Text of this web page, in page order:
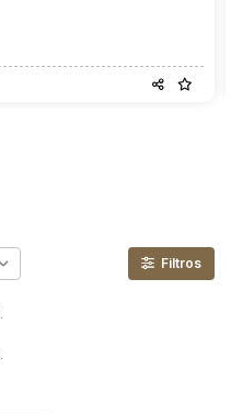
.
Filtros
.